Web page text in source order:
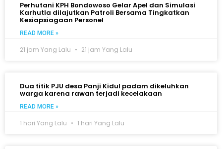
Perhutani KPH Bondowoso Gelar Apel dan Simulasi
Karhutla dilajutkan Patroli Bersama Tingkatkan
Kesiapsiagaan Personel
READ MORE »
21 jam Yang Lalu 21 jam Yang Lalu
Dua titik PJU desa Panji Kidul padam dikeluhkan
warga karena rawan terjadi kecelakaan
READ MORE »
1 hari Yang Lalu 1 hari Yang Lalu